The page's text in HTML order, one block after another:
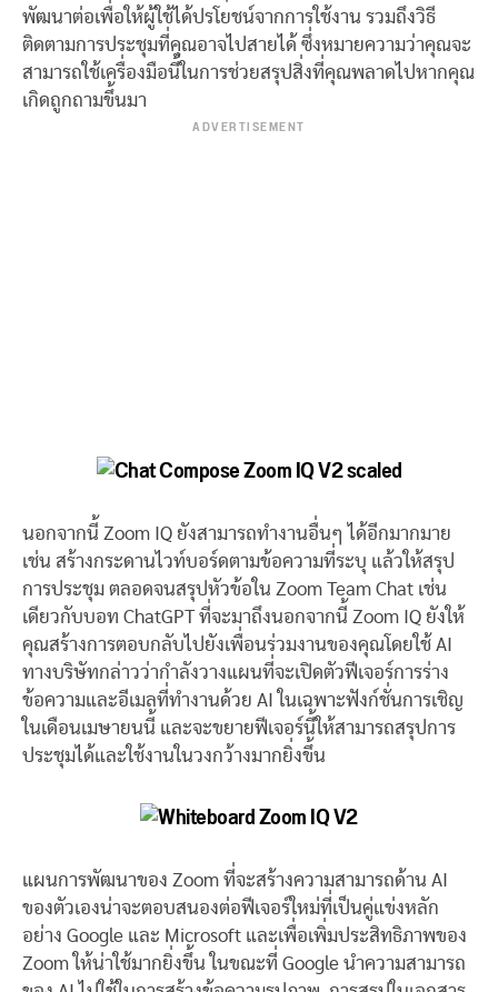
พัฒนาต่อเพื่อให้ผู้ใช้ได้ปรโยชน์จากการใช้งาน รวมถึงวิธี
ติดตามการประชุมที่คุณอาจไปสายได้ ซึ่งหมายความว่าคุณจะ
สามารถใช้เครื่องมือนี้ในการช่วยสรุปสิ่งที่คุณพลาดไปหากคุณ
เกิดถูกถามขึ้นมา
ADVERTISEMENT
นอกจากนี้ Zoom IQ ยังสามารถทำงานอื่นๆ ได้อีกมากมาย
เช่น สร้างกระดานไวท์บอร์ดตามข้อความที่ระบุ แล้วให้สรุป
การประชุม ตลอดจนสรุปหัวข้อใน Zoom Team Chat เช่น
เดียวกับบอท ChatGPT ที่จะมาถึงนอกจากนี้ Zoom IQ ยังให้
คุณสร้างการตอบกลับไปยังเพื่อนร่วมงานของคุณโดยใช้ AI
ทางบริษัทกล่าวว่ากำลังวางแผนที่จะเปิดตัวฟีเจอร์การร่าง
ข้อความและอีเมลที่ทำงานด้วย AI ในเฉพาะฟังก์ชั่นการเชิญ
ในเดือนเมษายนนี้ และจะขยายฟีเจอร์นี้ให้สามารถสรุปการ
ประชุมได้และใช้งานในวงกว้างมากยิ่งขึ้น
แผนการพัฒนาของ Zoom ที่จะสร้างความสามารถด้าน AI
ของตัวเองน่าจะตอบสนองต่อฟีเจอร์ใหม่ที่เป็นคู่แข่งหลัก
อย่าง Google และ Microsoft และเพื่อเพิ่มประสิทธิภาพของ
Zoom ให้น่าใช้มากยิ่งขึ้น ในขณะที่ Google นำความสามารถ